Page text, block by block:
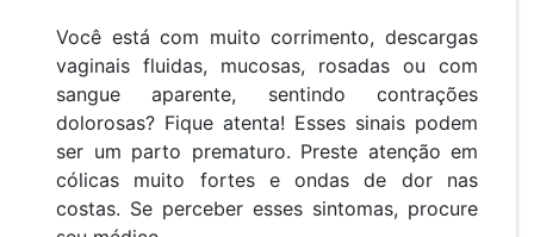
Você está com muito corrimento, descargas
vaginais fluidas, mucosas, rosadas ou com
sangue aparente, sentindo contrações
dolorosas? Fique atenta! Esses sinais podem
ser um parto prematuro. Preste atenção em
cólicas muito fortes e ondas de dor nas
costas. Se perceber esses sintomas, procure